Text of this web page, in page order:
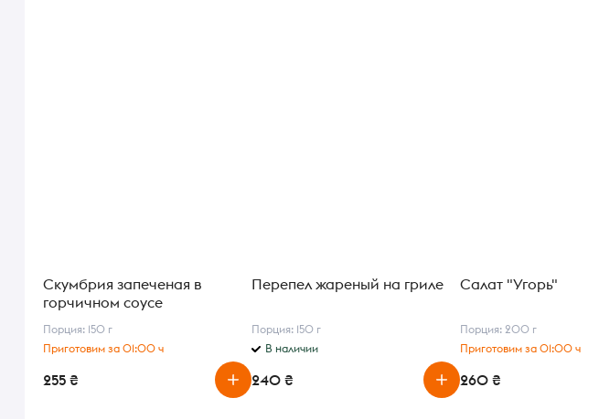
Скумбрия запеченая в
горчичном соусе
Порция: 150 г
Приготовим за 01:00 ч
255 ₴
Перепел жареный на гриле
Порция: 150 г
В наличии
240 ₴
Салат "Угорь"
Порция: 200 г
Приготовим за 01:00 ч
260 ₴